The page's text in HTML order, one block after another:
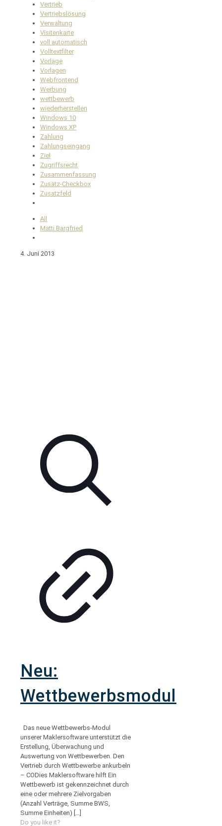
Vertrieb
Vertriebslösung
Verwaltung
Visitenkarte
voll automatisch
Volltextfilter
Vorlage
Vorlagen
Webfrontend
Werbung
wettbewerb
wiederherstellen
Windows 10
Windows XP
Zahlung
Zahlungseingang
Ziel
Zugriffsrecht
Zusammenfassung
Zusatz-Checkbox
Zusatzfeld
All
Matti Bargfried
4. Juni 2013
Neu:
Wettbewerbsmodul
Das neue Wettbewerbs-Modul
unserer Maklersoftware unterstützt die
Erstellung, Überwachung und
Auswertung von Wettbewerben. Den
Vertrieb durch Wettbewerbe ankurbeln
– CODies Maklersoftware hilft Ein
Wettbewerb ist gekennzeichnet durch
eine oder mehrere Zielvorgaben
(Anzahl Verträge, Summe BWS,
Summe Einheiten) […]
Do you like it?